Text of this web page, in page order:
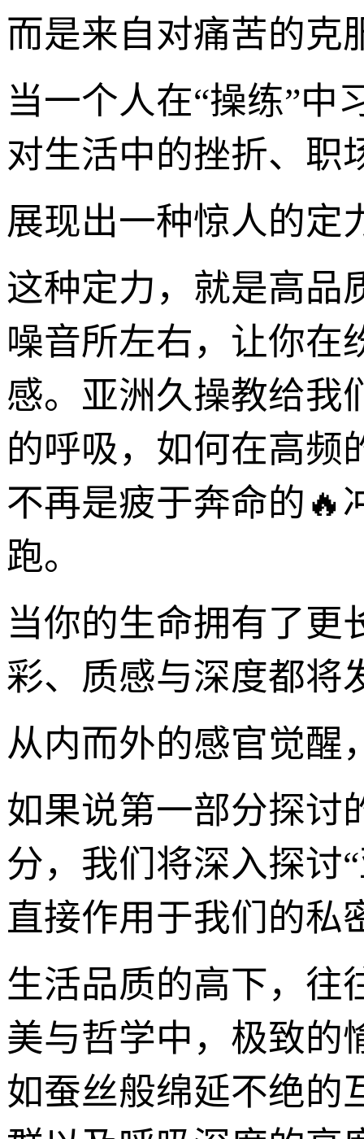
而是来自对痛苦的克
当一个人在“操练”中
对生活中的挫折、职
展现出一种惊人的定
这种定力，就是高品
噪音所左右，让你在
感。亚洲久操教给我
的呼吸，如何在高频
不再是疲于奔命的🔥
跑。
当你的生命拥有了更
彩、质感与深度都将
从内而外的感官觉醒
如果说第一部分探讨
分，我们将深入探讨
直接作用于我们的私
生活品质的高下，往
美与哲学中，极致的
如蚕丝般绵延不绝的